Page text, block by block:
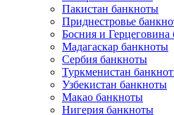
Пакистан банкноты
Приднестровье
Босния и Герцеговина
Мадагаскар банкноты
Сербия банкноты
Туркменистан
Узбекистан банкноты
Макао банкноты
Нигерия банкноты